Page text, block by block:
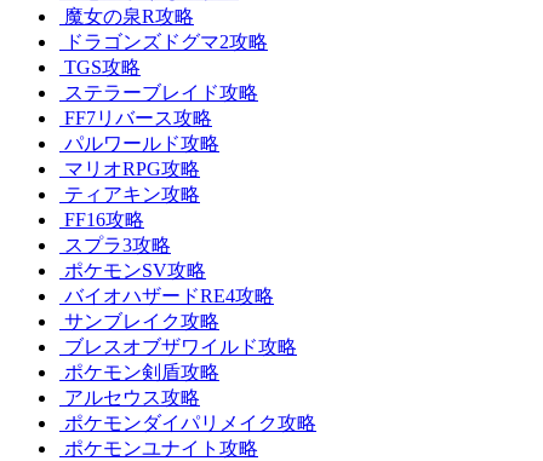
魔女の泉R攻略
ドラゴンズドグマ2攻略
TGS攻略
ステラーブレイド攻略
FF7リバース攻略
パルワールド攻略
マリオRPG攻略
ティアキン攻略
FF16攻略
スプラ3攻略
ポケモンSV攻略
バイオハザードRE4攻略
サンブレイク攻略
ブレスオブザワイルド攻略
ポケモン剣盾攻略
アルセウス攻略
ポケモンダイパリメイク攻略
ポケモンユナイト攻略